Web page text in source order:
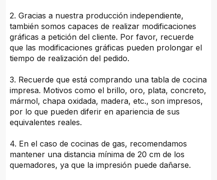
2. Gracias a nuestra producción independiente,
también somos capaces de realizar modificaciones
gráficas a petición del cliente. Por favor, recuerde
que las modificaciones gráficas pueden prolongar el
tiempo de realización del pedido.
3. Recuerde que está comprando una tabla de cocina
impresa. Motivos como el brillo, oro, plata, concreto,
mármol, chapa oxidada, madera, etc., son impresos,
por lo que pueden diferir en apariencia de sus
equivalentes reales.
4. En el caso de cocinas de gas, recomendamos
mantener una distancia mínima de 20 cm de los
quemadores, ya que la impresión puede dañarse.